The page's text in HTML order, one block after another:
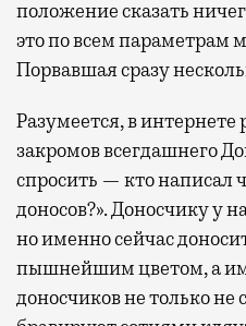
положение сказать
это по всем параметрам
Порвавшая сразу
Разумеется, в интернете
закромов всегдашнего
спросить — кто написал
доносов?». Доносчику у
но именно сейчас
пышнейшим цветом, а
доносчиков не только